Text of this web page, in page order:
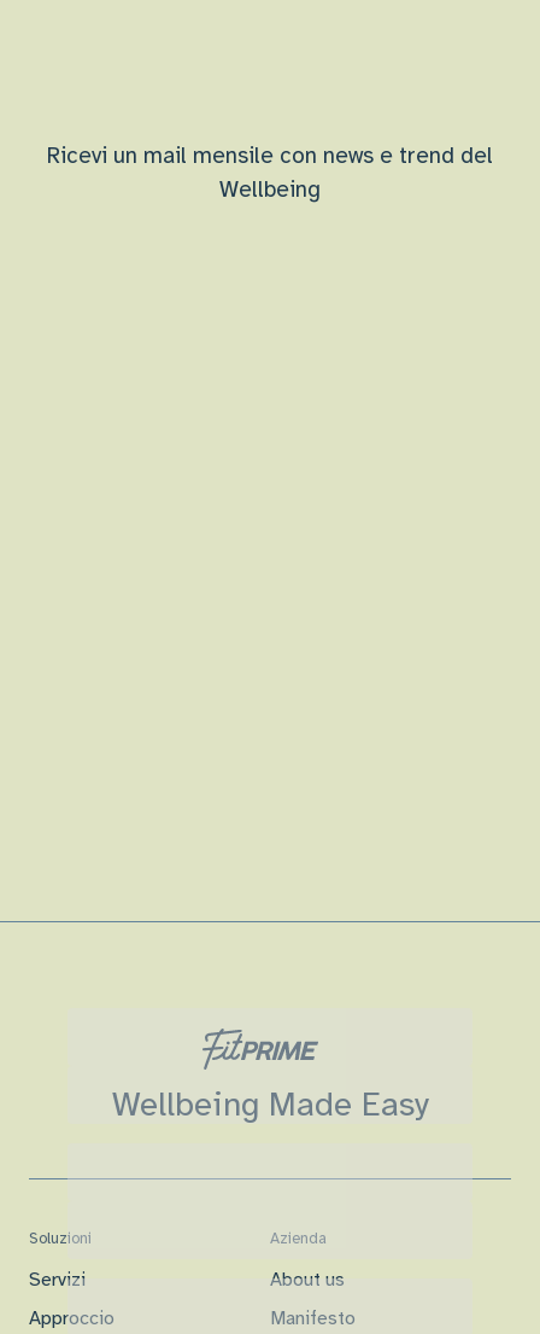
Ricevi un mail mensile con news e trend del
Wellbeing
Wellbeing Made Easy
Soluzioni
Servizi
Approccio
Azienda
About us
Manifesto